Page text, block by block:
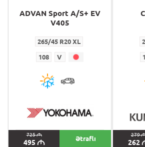
ADVAN Sport A/S+ EV
V405
265/45 R20 XL
108 V
725M
495 M Ətraflı
279
262